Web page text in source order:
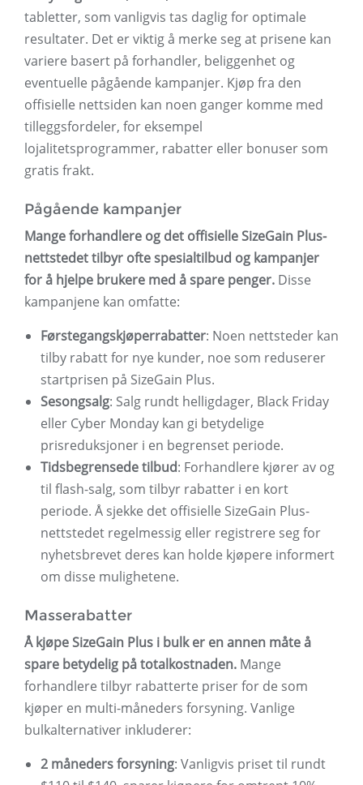
tabletter, som vanligvis tas daglig for optimale
resultater. Det er viktig å merke seg at prisene kan
variere basert på forhandler, beliggenhet og
eventuelle pågående kampanjer. Kjøp fra den
offisielle nettsiden kan noen ganger komme med
tilleggsfordeler, for eksempel
lojalitetsprogrammer, rabatter eller bonuser som
gratis frakt.
Pågående kampanjer
Mange forhandlere og det offisielle SizeGain Plus-
nettstedet tilbyr ofte spesialtilbud og kampanjer
for å hjelpe brukere med å spare penger. Disse
kampanjene kan omfatte:
Førstegangskjøperrabatter: Noen nettsteder kan
tilby rabatt for nye kunder, noe som reduserer
startprisen på SizeGain Plus.
Sesongsalg: Salg rundt helligdager, Black Friday
eller Cyber ​​Monday kan gi betydelige
prisreduksjoner i en begrenset periode.
Tidsbegrensede tilbud: Forhandlere kjører av og
til flash-salg, som tilbyr rabatter i en kort
periode. Å sjekke det offisielle SizeGain Plus-
nettstedet regelmessig eller registrere seg for
nyhetsbrevet deres kan holde kjøpere informert
om disse mulighetene.
Masserabatter
Å kjøpe SizeGain Plus i bulk er en annen måte å
spare betydelig på totalkostnaden. Mange
forhandlere tilbyr rabatterte priser for de som
kjøper en multi-måneders forsyning. Vanlige
bulkalternativer inkluderer:
2 måneders forsyning: Vanligvis priset til rundt